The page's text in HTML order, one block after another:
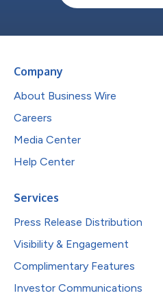
Company
About Business Wire
Careers
Media Center
Help Center
Services
Press Release Distribution
Visibility & Engagement
Complimentary Features
Investor Communications